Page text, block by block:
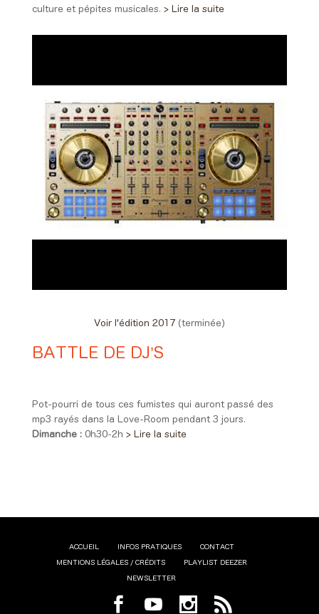
culture et pépites musicales. > Lire la suite
Voir l'édition 2017 (terminée)
BATTLE DE DJ’S
Pot-pourri de tous ces fumistes qui auront passé des
mp3 rayés dans la Love-Room pendant 3 jours.
Dimanche :0h30-2h > Lire la suite
ACCUEIL INFOS PRATIQUES CONTACT
MENTIONS LÉGALES / CRÉDITS PLAYLIST DEEZER
NEWSLETTER